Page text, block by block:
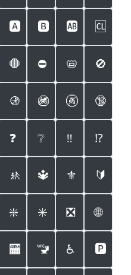
🅰️ 🅱️ 🆎 🆑
🛑 ⛔️ 📛 🚫
🚯 🚳 🚱 🔞
❓ ❔ ‼️ ⁉️
🚸 🔱 ⚜️ 🔰
❇️ ✳️ ❎ 🌐
🏧 🚾 ♿️ 🅿️